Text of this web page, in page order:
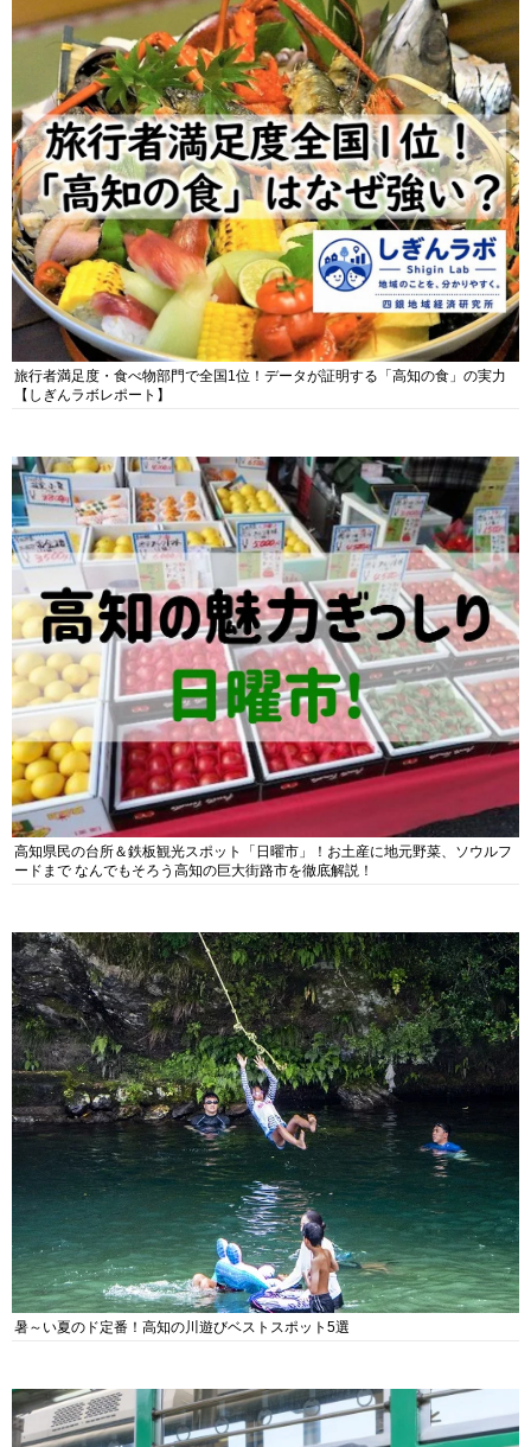
旅行者満足度・食べ物部門で全国1位！データが証明する「高知の食」の実力
【しぎんラボレポート】
高知県民の台所＆鉄板観光スポット「日曜市」！お土産に地元野菜、ソウルフ
ードまで なんでもそろう高知の巨大街路市を徹底解説！
暑～い夏のド定番！高知の川遊びベストスポット5選